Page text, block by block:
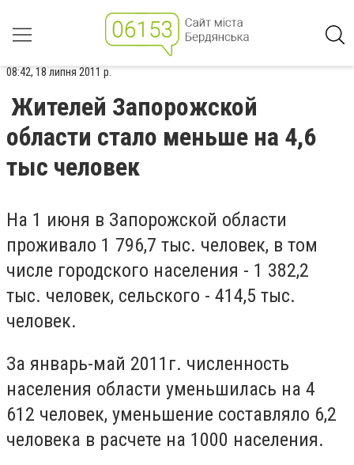
08:42, 18 липня 2011 р.
Жителей Запорожской
области стало меньше на 4,6
тыс человек
На 1 июня в Запорожской области
проживало 1 796,7 тыс. человек, в том
числе городского населения - 1 382,2
тыс. человек, сельского - 414,5 тыс.
человек.
За январь-май 2011г. численность
населения области уменьшилась на 4
612 человек, уменьшение составляло 6,2
человека в расчете на 1000 населения.